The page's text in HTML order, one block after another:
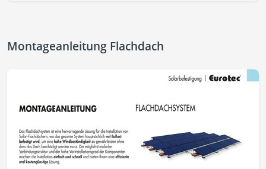
Montageanleitung Flachdach